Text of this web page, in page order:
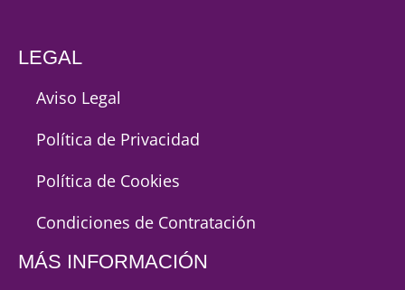
LEGAL
Aviso Legal
Política de Privacidad
Política de Cookies
Condiciones de Contratación
MÁS INFORMACIÓN